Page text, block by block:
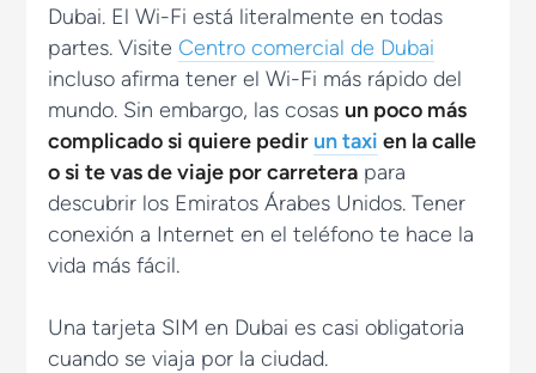
Dubai. El Wi-Fi está literalmente en todas
partes. Visite Centro comercial de Dubai
incluso afirma tener el Wi-Fi más rápido del
mundo. Sin embargo, las cosas un poco más
complicado si quiere pedir un taxi en la calle
o si te vas de viaje por carretera para
descubrir los Emiratos Árabes Unidos. Tener
conexión a Internet en el teléfono te hace la
vida más fácil.
Una tarjeta SIM en Dubai es casi obligatoria
cuando se viaja por la ciudad.